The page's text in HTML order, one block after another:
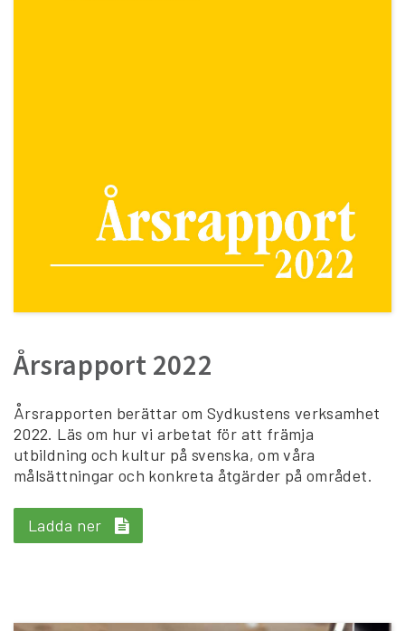
Årsrapport 2022
Årsrapporten berättar om Sydkustens verksamhet
2022. Läs om hur vi arbetat för att främja
utbildning och kultur på svenska, om våra
målsättningar och konkreta åtgärder på området.
Ladda ner